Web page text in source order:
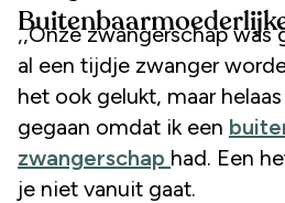
,,Onze zwangerschap was
al een tijdje zwanger
het ook gelukt, maar
gegaan omdat ik een
zwangerschap had. Een
je niet vanuit gaat.